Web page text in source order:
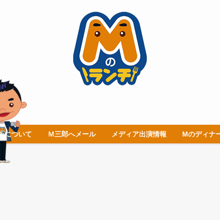
について Ｍ三郎へメール メディア出演情報 Mのディナ